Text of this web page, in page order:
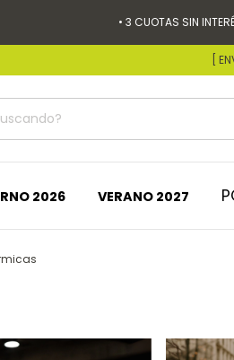
• 3 CUOTAS SIN
[
2026